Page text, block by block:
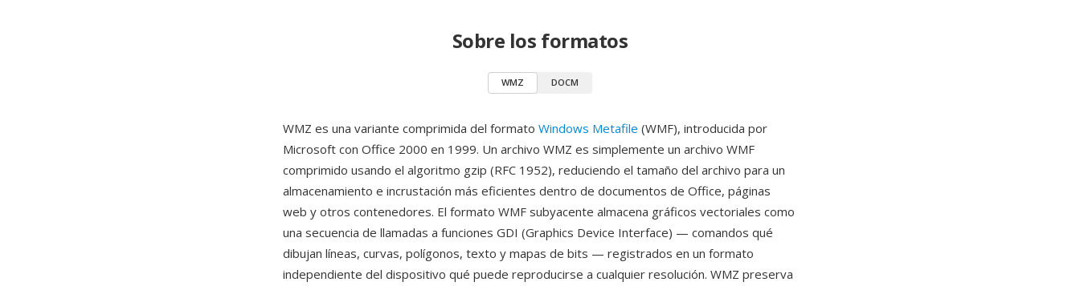
Sobre los formatos
WMZ DOCM
WMZ es una variante comprimida del formato Windows Metafile (WMF), introducida por
Microsoft con Office 2000 en 1999. Un archivo WMZ es simplemente un archivo WMF
comprimido usando el algoritmo gzip (RFC 1952), reduciendo el tamaño del archivo para un
almacenamiento e incrustación más eficientes dentro de documentos de Office, páginas
web y otros contenedores. El formato WMF subyacente almacena gráficos vectoriales como
una secuencia de llamadas a funciones GDI (Graphics Device Interface) — comandos qué
dibujan líneas, curvas, polígonos, texto y mapas de bits — registrados en un formato
independiente del dispositivo qué puede reproducirse a cualquier resolución. WMZ preserva